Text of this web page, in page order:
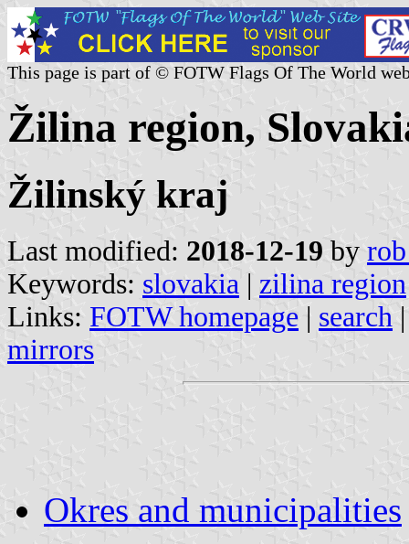
This page is part of © FOTW Flags Of The World
Žilina region,
Žilinský kraj
Last modified: 2018-12-19 by
Keywords: slovakia | zilina region
Links: FOTW homepage | search
mirrors
Okres and municipalities